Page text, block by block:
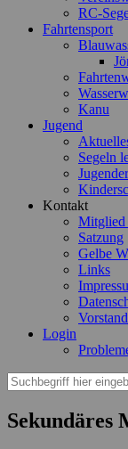
RC-
Fahrtensport
Kanu
Jugend
Segeln
Kontakt
Satzung
Gelbe
Links
Vorstand
Login
Suchen
Suchen
nach:
Sekundäres